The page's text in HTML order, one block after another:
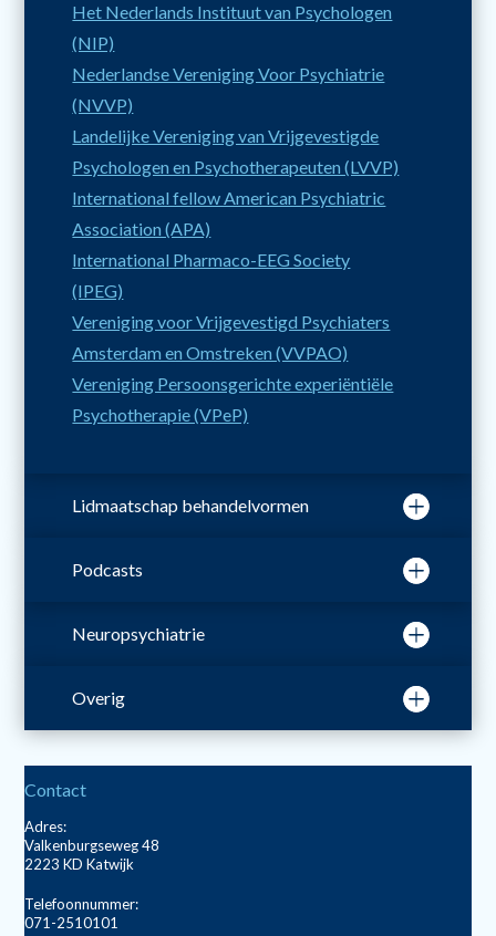
Het Nederlands Instituut van Psychologen
(NIP)
Nederlandse Vereniging Voor Psychiatrie
(NVVP)
Landelijke Vereniging van Vrijgevestigde
Psychologen en Psychotherapeuten (LVVP)
International fellow American Psychiatric
Association (APA)
International Pharmaco-EEG Society
(IPEG)
Vereniging voor Vrijgevestigd Psychiaters
Amsterdam en Omstreken (VVPAO)
Vereniging Persoonsgerichte experiëntiële
Psychotherapie (VPeP)
Lidmaatschap behandelvormen
Neuropsychiatrie
Overig
Podcasts
Contact
Adres:
Valkenburgseweg 48
2223 KD Katwijk
Telefoonnummer:
071-2510101